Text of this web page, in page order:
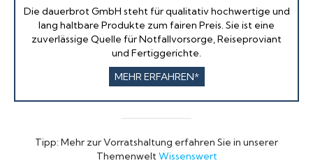
Die dauerbrot GmbH steht für qualitativ hochwertige und
lang haltbare Produkte zum fairen Preis. Sie ist eine
zuverlässige Quelle für Notfallvorsorge, Reiseproviant
und Fertiggerichte.
MEHR ERFAHREN*
Tipp: Mehr zur Vorratshaltung erfahren Sie in unserer
ThemenweltWissenswert